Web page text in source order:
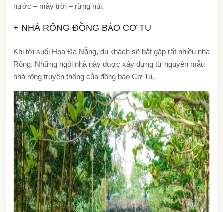
nước – mây trời – rừng núi.
+ NHÀ RÔNG ĐỒNG BÀO CƠ TU
Khi tới suối Hoa Đà Nẵng, du khách sẽ bắt gặp rất nhiều nhà
Rông. Những ngôi nhà này được xây dựng từ nguyên mẫu
nhà rông truyền thống của đồng bào Cơ Tu.